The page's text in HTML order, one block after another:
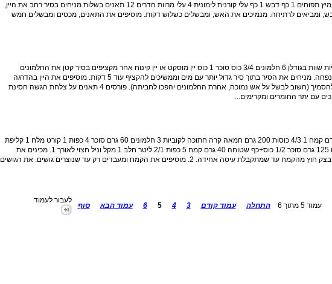
תאנים בדבש וקורנית 1 כוס יין קינוח 1/2 כוס מיץ תפוחים 1 כף דבש 1 כף עלי קורנית לימונית 4 עלי מרוות הדרים 12 תאנים בשלות מניחים בסיר רחב את היין,
ומביאים לרתיחה. מנמיכים את האש, ומבשלים כשלוש דקות. מוסיפים את התאנים, מכסים ומבשלים חמש
פרוסות תאנים מוקרמות בזביון 20 תאנים טריות שוות בגודלן 6 חלמונים 3/4 כוס סוכר 1 כוס יין מוסקט או יין קינוח אחר מקציפים בסיר קטן את החלמונים
והסוכר עד שהתערובת מלבינה ומכפילה את נפחה. מניחים את הסיר בתוך סיר גדול יותר עם מים וממשיכים להקציף עוד 5 דקות. מוסיפים את היין בהדרגה
וממשיכים להקציף עד שהתערובת מתחילה להסמיך (חשוב לבשל על אש נמוכה, אחרת החלמונים יהפכו לחביתה). פורסים 4 תאנים על צלחת הגשה חסינת
עם יתר החומרים ומקרימים...
טארט תאנים 1 2/1 ק"ג תאנים לבצק: 250 גרם קמח 1 4/3 כוסות 200 גרם חמאה קרה חתוכה לקוביות 3 חלמונים 60 גרם סוכר 4 כפות 1 קורט מלח 1 קליפת
לימון מגוררת לקרם וניל (פטיסייר): 6 חלמונים 125 גרם סוכר 1/2 כוס+כף שטוחה 40 גרם קמח 5 כפות 2/1 ליטר חלב 1 מקל וניל חצוי לאורך 1. מכינים את
הבצק: במעבד מזון מערבבים את כל חומרי הבצק חוץ מהקמח עד שמתקבלת עיסה אחידה. 2. מוסיפים את הקמח ומעבדים רק עד שנוצרים גושים. את הגושים
עמוד 5 מתוך 6 התחלה עמוד קודם 3
4
5
6 עמוד הבא סוף
לעבור לעמוד